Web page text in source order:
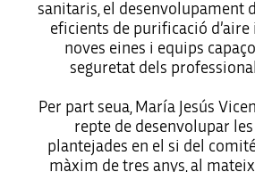
sanitaris, el desenvolupament
eficients de purificació d’aire
noves eines i equips
seguretat dels
Per part seua, María Jesús
repte de desenvolupar
plantejades en el si del
màxim de tres anys, al